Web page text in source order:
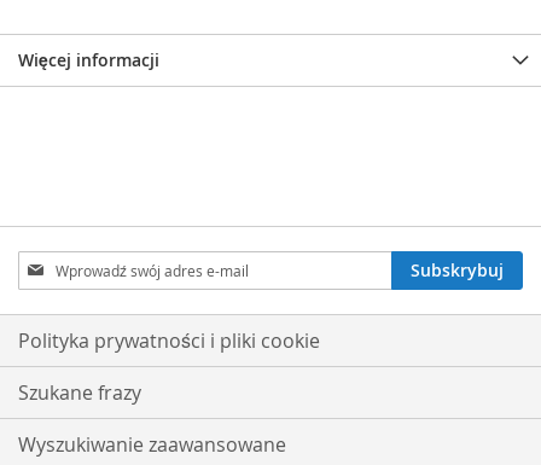
Więcej informacji
Subskrybuj
nasz
newsletter:
Subskrybuj
Polityka prywatności i pliki cookie
Szukane frazy
Wyszukiwanie zaawansowane